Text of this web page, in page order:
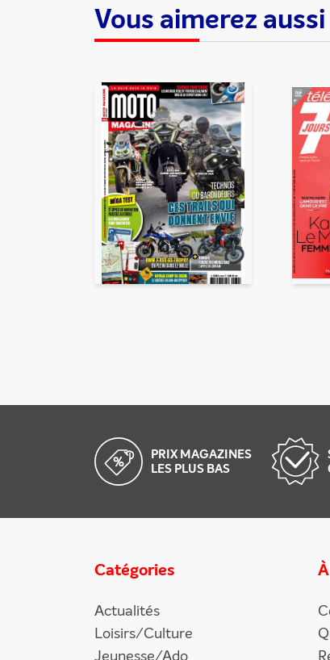
d’email indésirable.
automatiquement
Vous aimerez aussi
PRIX MAGAZINES
LES PLUS BAS
Catégories
Actualités
Loisirs/Culture
Jeunesse/Ado